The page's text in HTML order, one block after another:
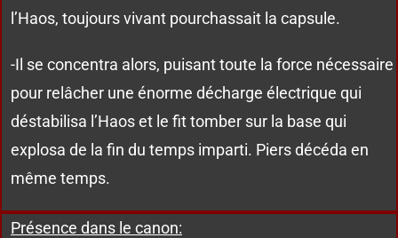
l’Haos, toujours vivant pourchassait la capsule.
-Il se concentra alors, puisant toute la force nécessaire
pour relâcher une énorme décharge électrique qui
déstabilisa l’Haos et le fit tomber sur la base qui
explosa de la fin du temps imparti. Piers décéda en
même temps.
Présence dans le canon: